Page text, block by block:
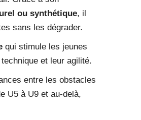
ou synthétique, il
sans les dégrader.
qui stimule les jeunes
et leur agilité.
entre les obstacles
U5 à U9 et au-delà,